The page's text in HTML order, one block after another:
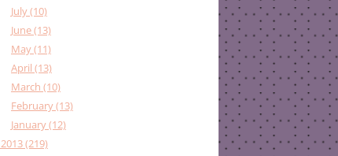
July (10)
June (13)
May (11)
April (13)
March (10)
February (13)
January (12)
2013 (219)